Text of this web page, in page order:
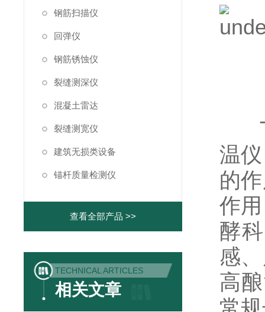
钢筋扫描仪
回弹仪
钢筋锈蚀仪
裂缝测深仪
混凝土雷达
裂缝测宽仪
建筑无损类设备
锚杆质量检测仪
查看全部产品 >>
TECHNICAL ARTICLES
相关文章
温
的
作
酵
感
高